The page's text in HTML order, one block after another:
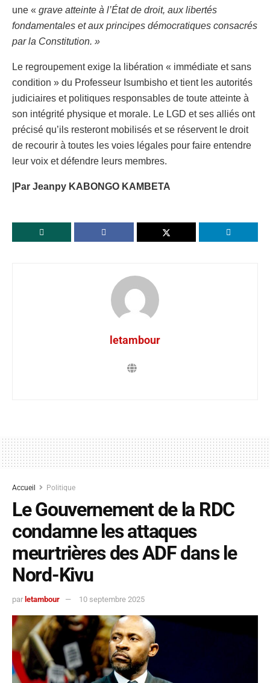
une « grave atteinte à l’État de droit, aux libertés
fondamentales et aux principes démocratiques consacrés
par la Constitution. »
​Le regroupement exige la libération « immédiate et sans
condition » du Professeur Isumbisho et tient les autorités
judiciaires et politiques responsables de toute atteinte à
son intégrité physique et morale. Le LGD et ses alliés ont
précisé qu’ils resteront mobilisés et se réservent le droit
de recourir à toutes les voies légales pour faire entendre
leur voix et défendre leurs membres.
|Par Jeanpy KABONGO KAMBETA
letambour
Accueil Politique
Le Gouvernement de la RDC
condamne les attaques
meurtrières des ADF dans le
Nord-Kivu
par letambour 10 septembre 2025